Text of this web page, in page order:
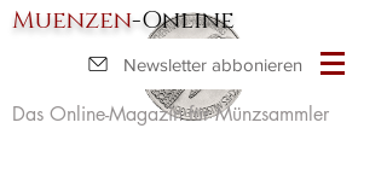
Muenzen-Online
Das Online-Magazin für Münzsammler
Newsletter abbonieren